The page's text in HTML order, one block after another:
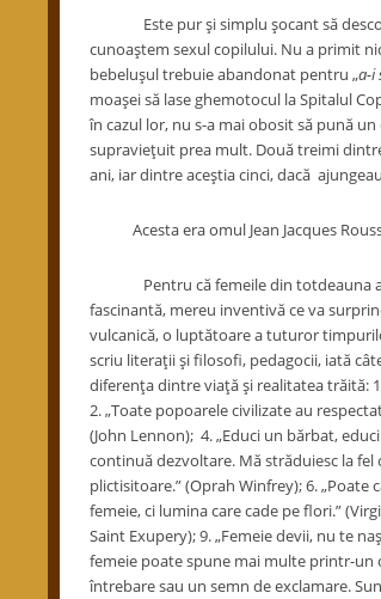
Este pur şi simplu şocant să
cunoaştem sexul copilului. Nu a primit
bebeluşul trebuie abandonat pentru „a-i
moaşei să lase ghemotocul la Spitalul
în cazul lor, nu s-a mai obosit să pună
supravieţuit prea mult. Două treimi
ani, iar dintre aceştia cinci, dacă
Acesta era omul Jean Jacques
Pentru că femeile din totdeauna au
fascinantă, mereu inventivă ce va
vulcanică, o luptătoare a tuturor
scriu literaţii şi filosofi, pedagocii, iată
diferenţa dintre viaţă şi realitatea trăită:
2. „Toate popoarele civilizate au
(John Lennon); 4. „Educi un bărbat,
continuă dezvoltare. Mă străduiesc la
plictisitoare.” (Oprah Winfrey); 6.
femeie, ci lumina care cade pe flori.”
Saint Exupery); 9. „Femeie devii, nu te
femeie poate spune mai multe printr-un
întrebare sau un semn de exclamare.